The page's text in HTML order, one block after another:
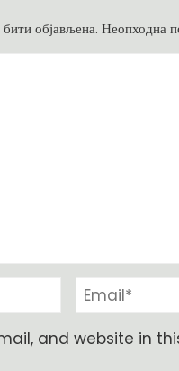
објављена. Неопходна
and website in